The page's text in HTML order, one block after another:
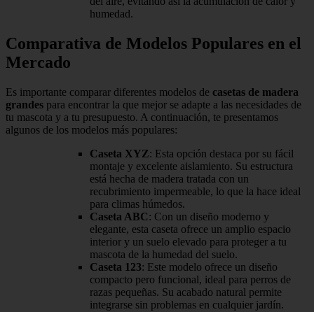
humedad.
Comparativa de Modelos Populares en el
Mercado
Es importante comparar diferentes modelos de casetas de madera
grandes para encontrar la que mejor se adapte a las necesidades de
tu mascota y a tu presupuesto. A continuación, te presentamos
algunos de los modelos más populares:
Caseta XYZ: Esta opción destaca por su fácil
montaje y excelente aislamiento. Su estructura
está hecha de madera tratada con un
recubrimiento impermeable, lo que la hace ideal
para climas húmedos.
Caseta ABC: Con un diseño moderno y
elegante, esta caseta ofrece un amplio espacio
interior y un suelo elevado para proteger a tu
mascota de la humedad del suelo.
Caseta 123: Este modelo ofrece un diseño
compacto pero funcional, ideal para perros de
razas pequeñas. Su acabado natural permite
integrarse sin problemas en cualquier jardín.